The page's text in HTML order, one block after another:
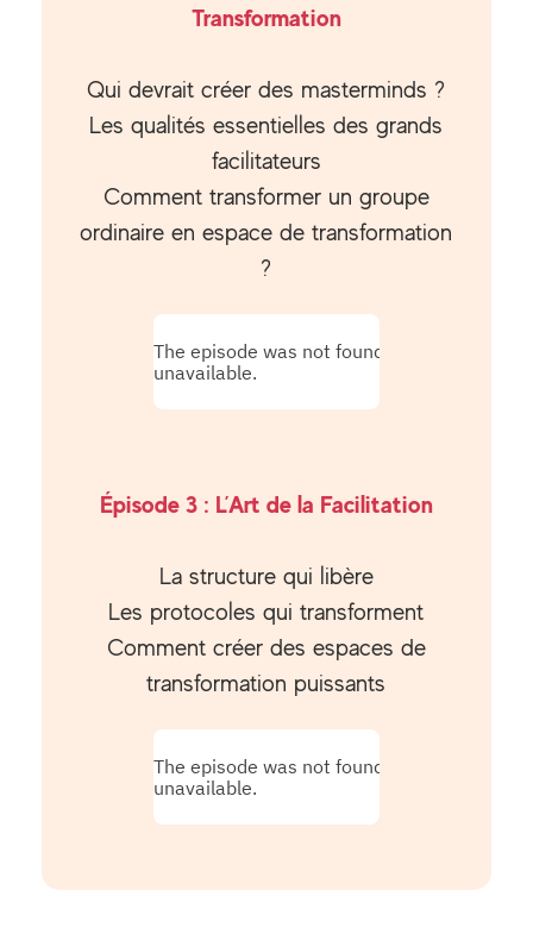
Transformation
Qui devrait créer des masterminds ?
Les qualités essentielles des grands
facilitateurs
Comment transformer un groupe
ordinaire en espace de transformation
?
Épisode 3 : L’Art de la Facilitation
La structure qui libère
Les protocoles qui transforment
Comment créer des espaces de
transformation puissants